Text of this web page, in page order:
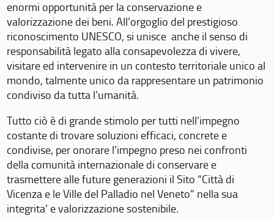
enormi opportunità per la conservazione e
valorizzazione dei beni. All’orgoglio del prestigioso
riconoscimento UNESCO, si unisce anche il senso di
responsabilità legato alla consapevolezza di vivere,
visitare ed intervenire in un contesto territoriale unico al
mondo, talmente unico da rappresentare un patrimonio
condiviso da tutta l’umanità.
Tutto ciò è di grande stimolo per tutti nell’impegno
costante di trovare soluzioni efficaci, concrete e
condivise, per onorare l’impegno preso nei confronti
della comunità internazionale di conservare e
trasmettere alle future generazioni il Sito “Città di
Vicenza e le Ville del Palladio nel Veneto” nella sua
integrita’ e valorizzazione sostenibile.